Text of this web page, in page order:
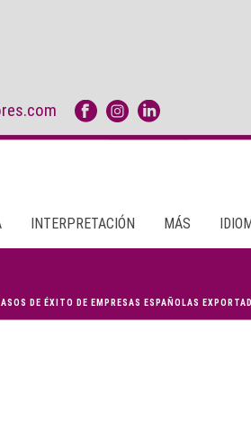
INTERPRETACIÓN MÁS
DE ÉXITO DE EMPRESAS ESPAÑOLAS